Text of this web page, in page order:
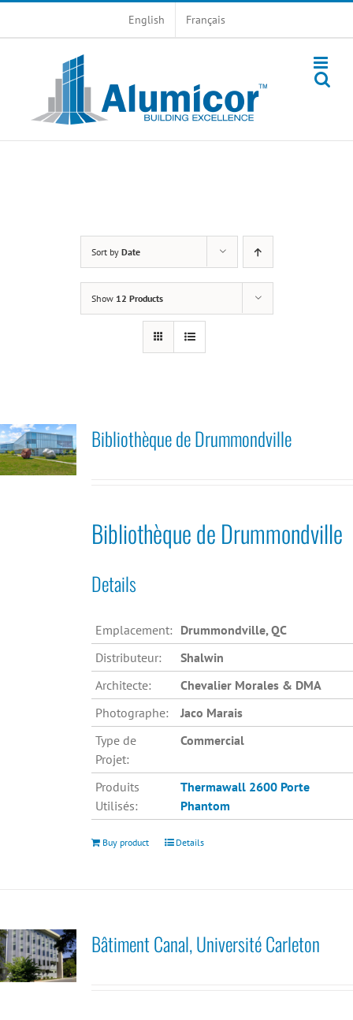
English Français
Sort by Date
Show 12 Products
Bibliothèque de Drummondville
Bibliothèque de Drummondville
Details
Emplacement: Drummondville, QC
Distributeur:
Shalwin
Architecte:
Chevalier Morales & DMA
Photographe:
Jaco Marais
Type de
Projet:
Commercial
Produits
Utilisés:
Thermawall 2600 Porte
Phantom
Buy product Details
Bâtiment Canal, Université Carleton